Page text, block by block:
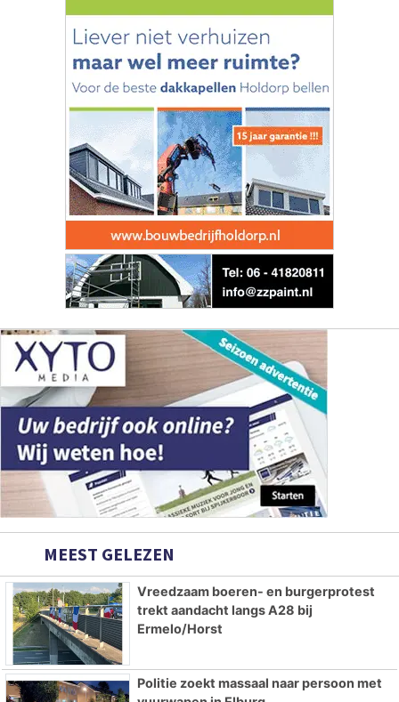
MEEST GELEZEN
Vreedzaam boeren- en burgerprotest
trekt aandacht langs A28 bij
Ermelo/Horst
Politie zoekt massaal naar persoon met